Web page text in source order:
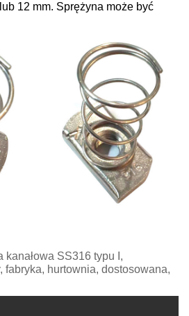
12 mm. Sprężyna może być
kanałowa SS316 typu I,
fabryka, hurtownia, dostosowana,